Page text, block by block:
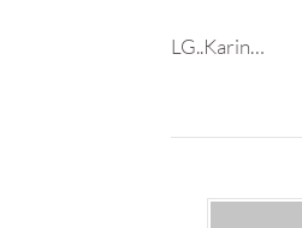
LG..Karin…